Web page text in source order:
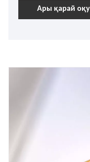
жарағы. Ол сыртқы
қолданылады. Егер
Ары қарай оқу